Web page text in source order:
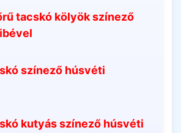
tacskó kölyök színező
színező húsvéti
kutyás színező húsvéti